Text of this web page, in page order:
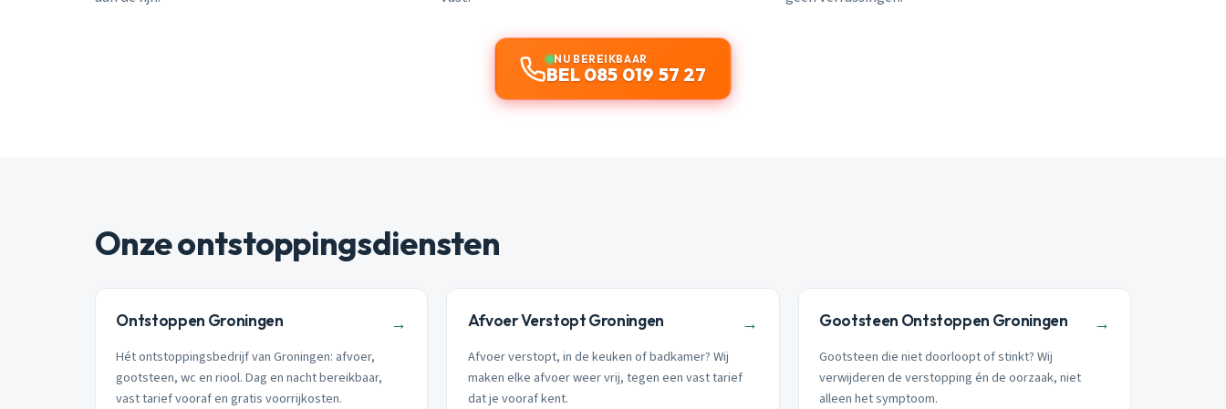
NU BEREIKBAAR
BEL 085 019 57 27
Onze ontstoppingsdiensten
Ontstoppen Groningen →
Hét ontstoppingsbedrijf van Groningen: afvoer,
gootsteen, wc en riool. Dag en nacht bereikbaar,
vast tarief vooraf en gratis voorrijkosten.
Afvoer Verstopt Groningen →
Afvoer verstopt, in de keuken of badkamer? Wij
maken elke afvoer weer vrij, tegen een vast tarief
dat je vooraf kent.
Gootsteen Ontstoppen Groningen →
Gootsteen die niet doorloopt of stinkt? Wij
verwijderen de verstopping én de oorzaak, niet
alleen het symptoom.